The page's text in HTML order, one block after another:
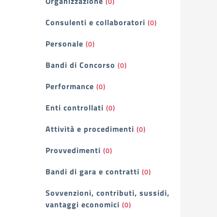
Consulenti e collaboratori (0)
Personale (0)
Bandi di Concorso (0)
Performance (0)
Enti controllati (0)
Attività e procedimenti (0)
Provvedimenti (0)
Bandi di gara e contratti (0)
Sovvenzioni, contributi, sussidi,
vantaggi economici (0)